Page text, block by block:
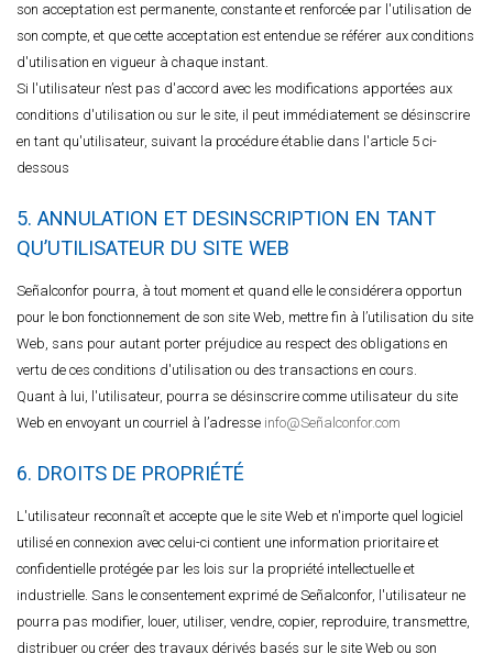
son acceptation est permanente, constante et renforcée par l'utilisation de
son compte, et que cette acceptation est entendue se référer aux conditions
d'utilisation en vigueur à chaque instant.
Si l'utilisateur n’est pas d'accord avec les modifications apportées aux
conditions d'utilisation ou sur le site, il peut immédiatement se désinscrire
en tant qu'utilisateur, suivant la procédure établie dans l'article 5 ci-
dessous
5. ANNULATION ET DESINSCRIPTION EN TANT
QU’UTILISATEUR DU SITE WEB
Señalconfor pourra, à tout moment et quand elle le considérera opportun
pour le bon fonctionnement de son site Web, mettre fin à l’utilisation du site
Web, sans pour autant porter préjudice au respect des obligations en
vertu de ces conditions d'utilisation ou des transactions en cours.
Quant à lui, l'utilisateur, pourra se désinscrire comme utilisateur du site
Web en envoyant un courriel à l’adresse info@Señalconfor.com
6. DROITS DE PROPRIÉTÉ
L'utilisateur reconnaît et accepte que le site Web et n'importe quel logiciel
utilisé en connexion avec celui-ci contient une information prioritaire et
confidentielle protégée par les lois sur la propriété intellectuelle et
industrielle. Sans le consentement exprimé de Señalconfor, l'utilisateur ne
pourra pas modifier, louer, utiliser, vendre, copier, reproduire, transmettre,
distribuer ou créer des travaux dérivés basés sur le site Web ou son